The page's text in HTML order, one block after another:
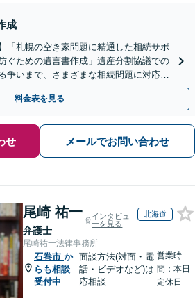
成
「札幌の空き家問題に精通した相続サポ
ぐための遺言書作成」遺産分割協議での
争いまで、さまざまな相続問題に対応し
面談対応で安心の相談」
料金表を見る
せ メールでお問い合わせ
尾崎 祐一
弁護士
インタビュ
ーを見る
北海道
尾崎祐一法律事務所
石巻市 か
らも相談
受付中
面談方法(対面・電
話・ビデオなど)は
応相談
営業時
間：本日
定休日